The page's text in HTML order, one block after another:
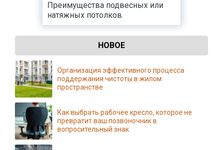
Преимущества подвесных или
натяжных потолков
НОВОЕ
Организация эффективного процесса
поддержания чистоты в жилом
пространстве
Как выбрать рабочее кресло, которое не
превратит ваш позвоночник в
вопросительный знак